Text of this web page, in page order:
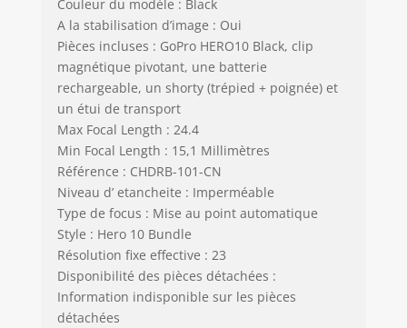
Couleur du modèle : Black
A la stabilisation d’image : Oui
Pièces incluses : GoPro HERO10 Black, clip
magnétique pivotant, une batterie
rechargeable, un shorty (trépied + poignée) et
un étui de transport
Max Focal Length : 24.4
Min Focal Length : 15,1 Millimètres
Référence : CHDRB-101-CN
Niveau d’ etancheite : Imperméable
Type de focus : Mise au point automatique
Style : Hero 10 Bundle
Résolution fixe effective : 23
Disponibilité des pièces détachées :
Information indisponible sur les pièces
détachées